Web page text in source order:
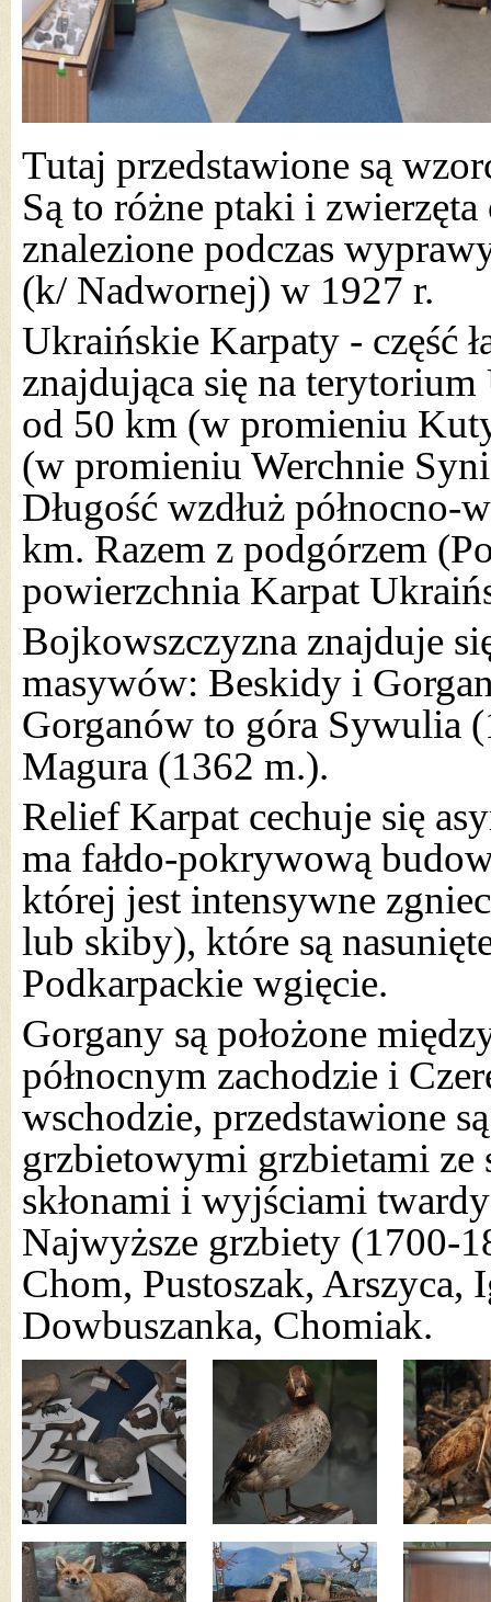
Tutaj przedstawione są
Są to różne ptaki i
znalezione podczas
(k/ Nadwornej) w 1927 r.
Ukraińskie Karpaty - część
znajdująca się na
od 50 km (w promieniu
(w promieniu Werchnie
Długość wzdłuż
km. Razem z podgórzem
powierzchnia Karpat
Bojkowszczyzna znajduje
masywów: Beskidy i
Gorganów to góra Sywulia
Magura (1362 m.).
Relief Karpat cechuje się
ma fałdo-pokrywową
której jest intensywne
lub skiby), które są
Podkarpackie wgięcie.
Gorgany są położone
północnym zachodzie i
wschodzie, przedstawione
grzbietowymi grzbietami
skłonami i wyjściami
Najwyższe grzbiety (1700-
Chom, Pustoszak, Arszyca,
Dowbuszanka, Chomiak.